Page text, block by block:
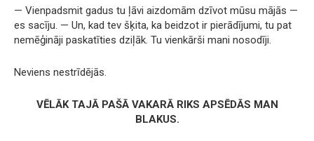
— Vienpadsmit gadus tu ļāvi aizdomām dzīvot mūsu mājās —
es sacīju. — Un, kad tev šķita, ka beidzot ir pierādījumi, tu pat
nemēģināji paskatīties dziļāk. Tu vienkārši mani nosodīji.
Neviens nestrīdējās.
VĒLĀK TAJĀ PAŠĀ VAKARĀ RIKS APSĒDĀS MAN
BLAKUS.